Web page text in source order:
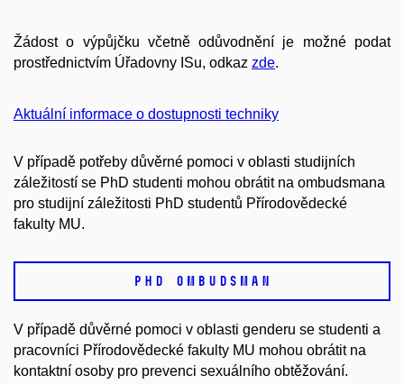
Žádost o výpůjčku včetně odůvodnění je možné podat
prostřednictvím Úřadovny ISu, odkaz zde.
Aktuální informace o dostupnosti techniky
V případě potřeby důvěrné pomoci v oblasti studijních
záležitostí se PhD studenti mohou obrátit na ombudsmana
pro studijní záležitosti PhD studentů Přírodovědecké
fakulty MU.
PHD OMBUDSMAN
V případě důvěrné pomoci v oblasti genderu se studenti a
pracovníci Přírodovědecké fakulty MU mohou obrátit na
kontaktní osoby pro prevenci sexuálního obtěžování.